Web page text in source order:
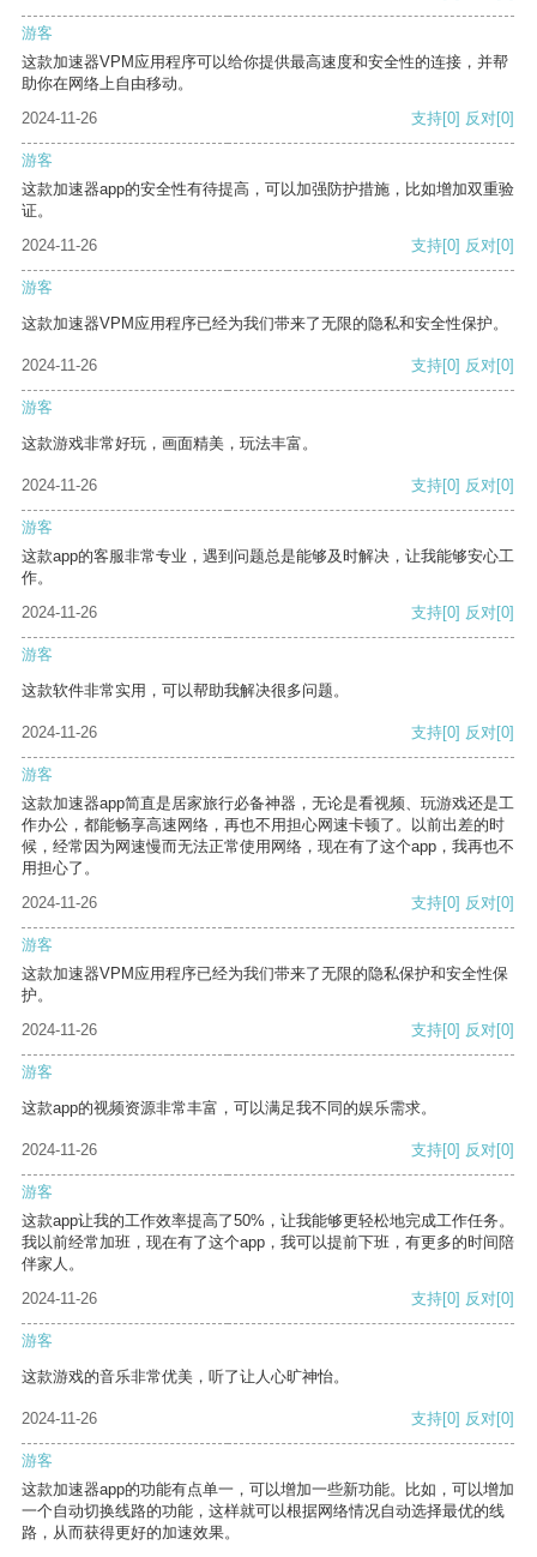
游客
这款加速器VPM应用程序可以给你提供最高速度和安全性的连接，并帮
助你在网络上自由移动。
2024-11-26
支持[0] 反对[0]
游客
这款加速器app的安全性有待提高，可以加强防护措施，比如增加双重验
证。
2024-11-26
支持[0] 反对[0]
游客
这款加速器VPM应用程序已经为我们带来了无限的隐私和安全性保护。
2024-11-26 支持[0] 反对[0]
游客
这款游戏非常好玩，画面精美，玩法丰富。
2024-11-26 支持[0] 反对[0]
游客
这款app的客服非常专业，遇到问题总是能够及时解决，让我能够安心工
作。
2024-11-26
支持[0] 反对[0]
游客
这款软件非常实用，可以帮助我解决很多问题。
2024-11-26 支持[0] 反对[0]
游客
这款加速器app简直是居家旅行必备神器，无论是看视频、玩游戏还是工
作办公，都能畅享高速网络，再也不用担心网速卡顿了。以前出差的时
候，经常因为网速慢而无法正常使用网络，现在有了这个app，我再也不
用担心了。
2024-11-26
支持[0] 反对[0]
游客
这款加速器VPM应用程序已经为我们带来了无限的隐私保护和安全性保
护。
2024-11-26
支持[0] 反对[0]
游客
这款app的视频资源非常丰富，可以满足我不同的娱乐需求。
2024-11-26 支持[0] 反对[0]
游客
这款app让我的工作效率提高了50%，让我能够更轻松地完成工作任务。
我以前经常加班，现在有了这个app，我可以提前下班，有更多的时间陪
伴家人。
2024-11-26
支持[0] 反对[0]
游客
这款游戏的音乐非常优美，听了让人心旷神怡。
2024-11-26 支持[0] 反对[0]
游客
这款加速器app的功能有点单一，可以增加一些新功能。比如，可以增加
一个自动切换线路的功能，这样就可以根据网络情况自动选择最优的线
路，从而获得更好的加速效果。